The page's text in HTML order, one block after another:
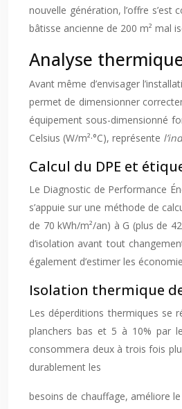
nouvelle génération, l’offre s’est
bâtisse ancienne de 200 m² mal
Analyse
Avant même d’envisager
permet de dimensionner
équipement sous-dimensionné
Celsius (W/m²·°C), représente
Calcul du DPE et
Le Diagnostic de Performance
s’appuie sur une méthode de
de 70 kWh/m²/an) à G (plus de
d’isolation avant tout
également d’estimer les
Isolation thermique
Les déperditions thermiques se
planchers bas et 5 à 10% par
consommera deux à trois fois
durablement les
besoins de chauffage, améliore